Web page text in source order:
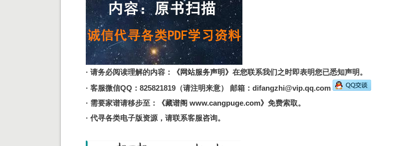
· 请务必阅读理解的内容： 《网站服务声明》 在您联系我们之时即表明您已悉知声明。
· 客服微信QQ：825821819（请注明来意） 邮箱：difangzhi@vip.qq.com
· 需要家谱请移步至：
《藏谱阁 www.cangpuge.com》 免费索取。
· 代寻各类电子版资源，请联系客服咨询。